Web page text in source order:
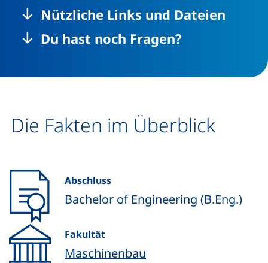
Nützliche Links und Dateien
Du hast noch Fragen?
Die Fakten im Überblick
Abschluss
Bachelor of Engineering (B.Eng.)
Fakultät
Maschinenbau